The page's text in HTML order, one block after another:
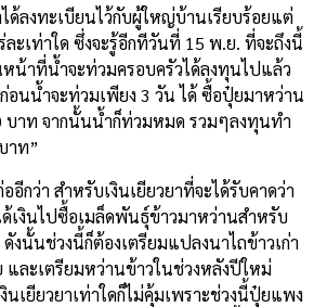
ได้ลงทะเบียนไว้กับผู้ใหญ่บ้านเรียบร้อยแต่
ละเท่าใด ซึ่งจะรู้อีกทีวันที่ 15 พ.ย. ที่จะถึงนี้
น้าที่น้ำจะท่วมครอบครัวได้ลงทุนไปแล้ว
นน้ำจะท่วมเพียง 3 วัน ได้ ซื้อปุ๋ยมาหว่าน
บาท จากนั้นน้ำก็ท่วมหมด รวมๆลงทุนทำ
าท”
อีกว่า สำหรับเงินเยียวยาที่จะได้รับคาดว่า
เงินไปซื้อเมล็ดพันธุ์ข้าวมาหว่านสำหรับ
งนั้นช่วงนี้ก็ต้องเตรียมแปลงนาไถข้าวเก่า
ละเตรียมหว่านข้าวในช่วงหลังปีใหม่
งินเยียวยาเท่าใดก็ไม่คุ้มเพราะช่วงนี้ปุ๋ยแพง